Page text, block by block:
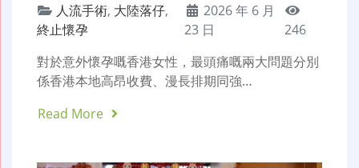
人流手術, 大陸落仔,
終止懷孕
2026 年 6 月
23 日
246
對於意外懷孕嘅香港女性，最頭痛嘅兩大問題分別
係香港本地高昂收費、漫長排期同強…
Read More